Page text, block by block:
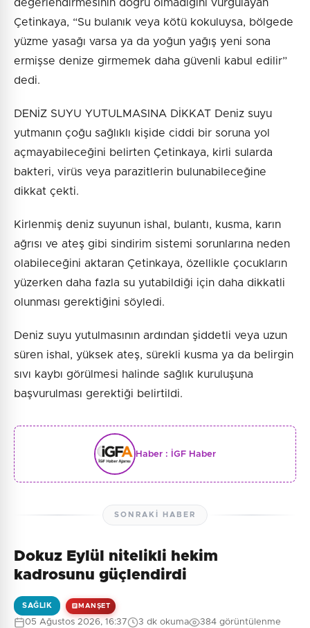
değerlendirmesinin doğru olmadığını vurgulayan
Çetinkaya, “Su bulanık veya kötü kokuluysa, bölgede
yüzme yasağı varsa ya da yoğun yağış yeni sona
ermişse denize girmemek daha güvenli kabul edilir”
dedi.
DENİZ SUYU YUTULMASINA DİKKAT Deniz suyu
yutmanın çoğu sağlıklı kişide ciddi bir soruna yol
açmayabileceğini belirten Çetinkaya, kirli sularda
bakteri, virüs veya parazitlerin bulunabileceğine
dikkat çekti.
Kirlenmiş deniz suyunun ishal, bulantı, kusma, karın
ağrısı ve ateş gibi sindirim sistemi sorunlarına neden
olabileceğini aktaran Çetinkaya, özellikle çocukların
yüzerken daha fazla su yutabildiği için daha dikkatli
olunması gerektiğini söyledi.
Deniz suyu yutulmasının ardından şiddetli veya uzun
süren ishal, yüksek ateş, sürekli kusma ya da belirgin
sıvı kaybı görülmesi halinde sağlık kuruluşuna
başvurulması gerektiği belirtildi.
Haber : İGF Haber
SONRAKI HABER
Dokuz Eylül nitelikli hekim
kadrosunu güçlendirdi
SAĞLIK MANŞET
05 Ağustos 2026, 16:37 3 dk okuma 384 görüntülenme